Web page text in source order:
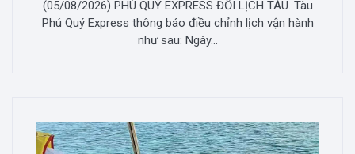
(05/08/2026) PHÚ QUÝ EXPRESS ĐỔI LỊCH TÀU. Tàu
Phú Quý Express thông báo điều chỉnh lịch vận hành
như sau: Ngày...